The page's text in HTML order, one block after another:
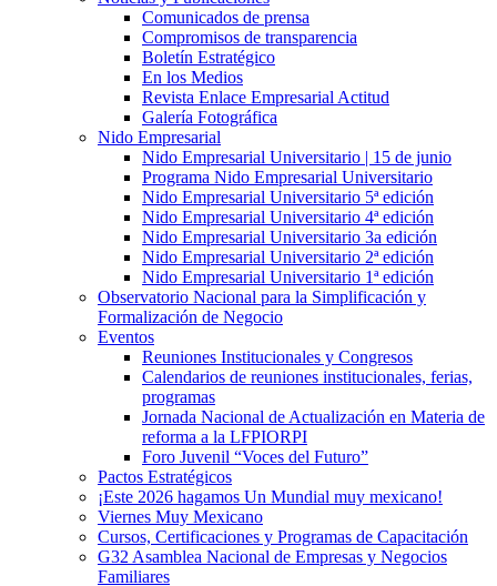
Comunicados de prensa
Compromisos de transparencia
Boletín Estratégico
En los Medios
Revista Enlace Empresarial Actitud
Galería Fotográfica
Nido Empresarial
Nido Empresarial Universitario | 15 de junio
Programa Nido Empresarial Universitario
Nido Empresarial Universitario 5ª edición
Nido Empresarial Universitario 4ª edición
Nido Empresarial Universitario 3a edición
Nido Empresarial Universitario 2ª edición
Nido Empresarial Universitario 1ª edición
Observatorio Nacional para la Simplificación y
Formalización de Negocio
Eventos
Reuniones Institucionales y Congresos
Calendarios de reuniones institucionales, ferias,
programas
Jornada Nacional de Actualización en Materia de
reforma a la LFPIORPI
Foro Juvenil “Voces del Futuro”
Pactos Estratégicos
¡Este 2026 hagamos Un Mundial muy mexicano!
Viernes Muy Mexicano
Cursos, Certificaciones y Programas de Capacitación
G32 Asamblea Nacional de Empresas y Negocios
Familiares